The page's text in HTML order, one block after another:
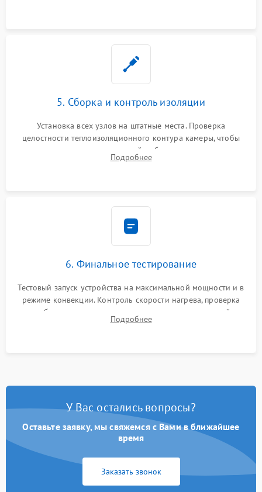
5. Сборка и контроль изоляции
Установка всех узлов на штатные места. Проверка
целостности теплоизоляционного контура камеры, чтобы
исключить перегрев кухонной мебели и потерю тепла.
Надежная фиксация клемм и сборка корпуса шкафа.
Подробнее
6. Финальное тестирование
Тестовый запуск устройства на максимальной мощности и в
режиме конвекции. Контроль скорости нагрева, проверка
срабатывания термостата при достижении заданной
температуры и тест на отсутствие утечек тока.
Подробнее
У Вас остались вопросы?
Оставьте заявку, мы свяжемся с Вами в ближайшее
время
Заказать звонок